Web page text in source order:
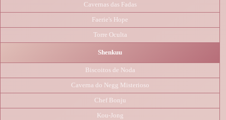
Cavernas das Fadas
Faerie's Hope
Torre Oculta
Shenkuu
Biscoitos de Noda
Caverna do Negg Misterioso
Chef Bonju
Kou-Jong